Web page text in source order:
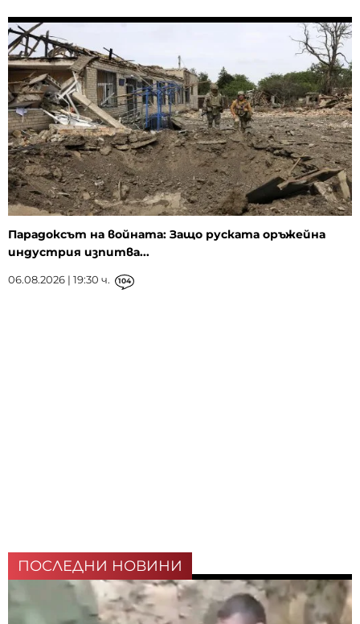
Парадоксът на войната: Защо руската оръжейна
индустрия изпитва...
06.08.2026 | 19:30 ч. 104
ПОСЛЕДНИ НОВИНИ